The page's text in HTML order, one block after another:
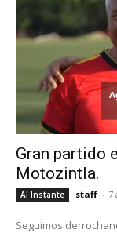
Gran partido
Motozintla.
Al Instante staff - 7
Seguimos